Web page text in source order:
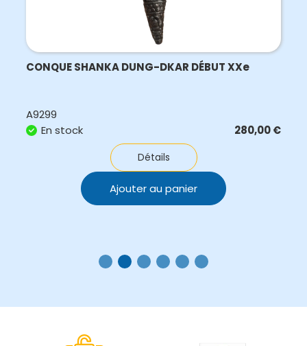
CONQUE SHANKA DUNG-DKAR DÉBUT XXe
A9299
En stock
280,00€
Détails
Ajouter au panier